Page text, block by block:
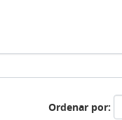
Ordenar por